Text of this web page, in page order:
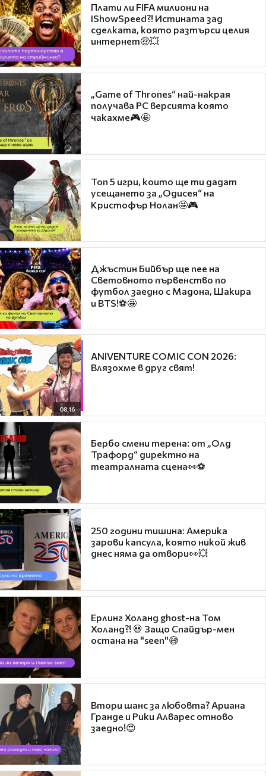
Плати ли FIFA милиони на
IShowSpeed?! Истината зад
сделката, която разтърси целия
интернет🤑💥
„Game of Thrones“ най-накрая
получава PC версията която
чакахме🎮🤩
Топ 5 игри, които ще ти дадат
усещането за „Одисея“ на
Кристофър Нолан🤩🎮
Джъстин Бийбър ще пее на
Световното първенство по
футбол заедно с Мадона, Шакира
и BTS!⚽🤩
08:16
ANIVENTURE COMIC CON 2026:
Влязохме в друг свят!
Бербо смени терена: от „Олд
Трафорд“ директно на
театралната сцена👀⚽
250 години тишина: Америка
зарови капсула, която никой жив
днес няма да отвори👀💥
Ерлинг Холанд ghost-на Том
Холанд?! 💀 Защо Спайдър-мен
остана на "seen"😅
Втори шанс за любовта? Ариана
Гранде и Рики Алварес отново
заедно!😍